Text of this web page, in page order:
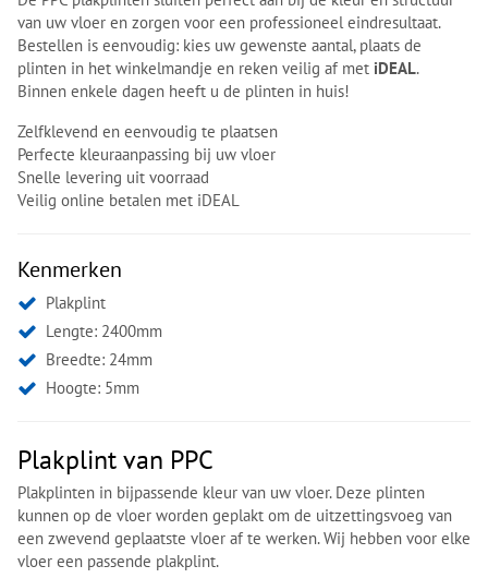
van uw vloer en zorgen voor een professioneel eindresultaat.
Bestellen is eenvoudig: kies uw gewenste aantal, plaats de
plinten in het winkelmandje en reken veilig af met iDEAL.
Binnen enkele dagen heeft u de plinten in huis!
Zelfklevend en eenvoudig te plaatsen
Perfecte kleuraanpassing bij uw vloer
Snelle levering uit voorraad
Veilig online betalen met iDEAL
Kenmerken
Plakplint
Lengte: 2400mm
Breedte: 24mm
Hoogte: 5mm
Plakplint van PPC
Plakplinten in bijpassende kleur van uw vloer. Deze plinten
kunnen op de vloer worden geplakt om de uitzettingsvoeg van
een zwevend geplaatste vloer af te werken. Wij hebben voor elke
vloer een passende plakplint.